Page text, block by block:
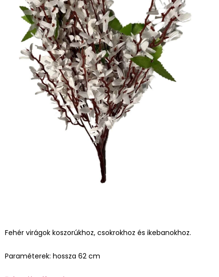
Fehér virágok koszorúkhoz, csokrokhoz és ikebanokhoz.
Paraméterek: hossza 62 cm